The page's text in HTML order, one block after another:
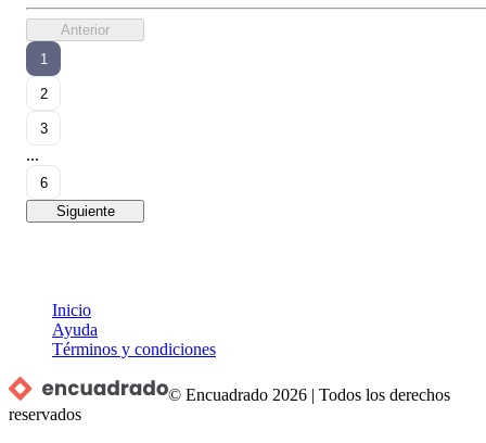
Anterior
1
2
3
...
6
Siguiente
Inicio
Ayuda
Términos y condiciones
© Encuadrado 2026 |Todos los derechos
reservados